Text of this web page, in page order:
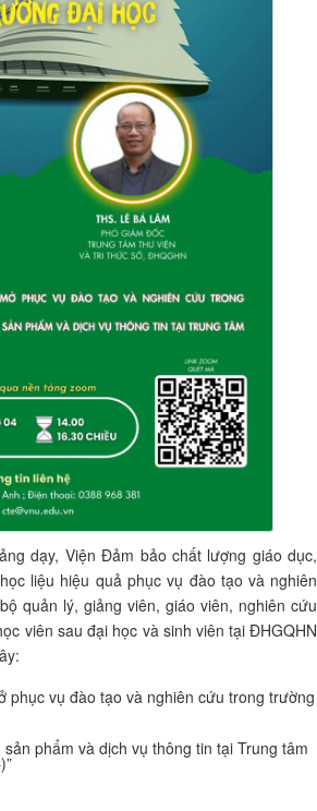
dạy, Viện Đảm bảo chất lượng giáo dục,
liệu hiệu quả phục vụ đào tạo và nghiên
quản lý, giảng viên, giáo viên, nghiên cứu
viên sau đại học và sinh viên tại ĐHGQHN
phục vụ đào tạo và nghiên cứu trong trường
phẩm và dịch vụ thông tin tại Trung tâm